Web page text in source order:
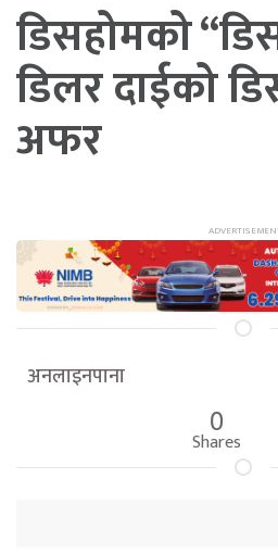
डिसहोमको
डिलर दाईको
अफर
अनलाइनपाना
0
Shares